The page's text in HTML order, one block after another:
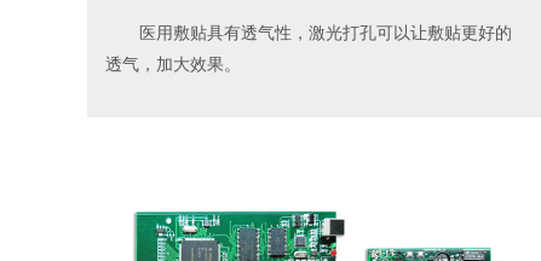
医用敷贴具有透气性，激光打孔可以让敷贴更好的
透气，加大效果。